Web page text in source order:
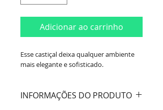
Adicionar ao carrinho
Esse castiçal deixa qualquer ambiente
mais elegante e sofisticado.
INFORMAÇÕES DO PRODUTO